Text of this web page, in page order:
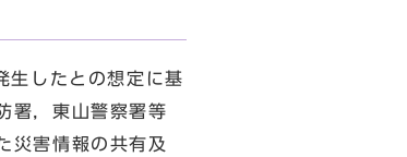
したとの想定に基
署，東山警察署等
災害情報の共有及